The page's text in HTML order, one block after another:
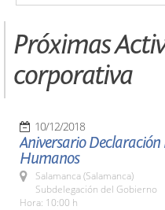
Próximas
corporativa
10/12/2018
Aniversario Declaración
Humanos
Salamanca (Salamanca)
Subdelegación del Gobierno
Hora: 10:00 h